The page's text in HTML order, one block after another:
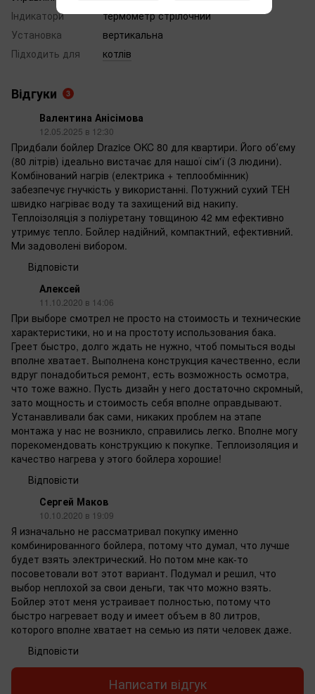
Індикатори
термометр стрілочний
Установка
вертикальна
Підходить для
котлів
Відгуки 3
Валентина Анісімова
12.05.2025 в 12:30
Придбали бойлер Drazice OKC 80 для квартири. Його обʼєму
(80 літрів) ідеально вистачає для нашої сім'ї (3 людини).
Комбінований нагрів (електрика + теплообмінник)
забезпечує гнучкість у використанні. Потужний сухий ТЕН
швидко нагріває воду та захищений від накипу.
Теплоізоляція з поліуретану товщиною 42 мм ефективно
утримує тепло. Бойлер надійний, компактний, ефективний.
Ми задоволені вибором.
Відповісти
Алексей
11.10.2020 в 14:06
При выборе смотрел не просто на стоимость и технические
характеристики, но и на простоту использования бака.
Греет быстро, долго ждать не нужно, чтоб помыться воды
вполне хватает. Выполнена конструкция качественно, если
вдруг понадобиться ремонт, есть возможность осмотра,
что тоже важно. Пусть дизайн у него достаточно скромный,
зато мощность и стоимость себя вполне оправдывают.
Устанавливали бак сами, никаких проблем на этапе
монтажа у нас не возникло, справились легко. Вполне могу
порекомендовать конструкцию к покупке. Теплоизоляция и
качество нагрева у этого бойлера хорошие!
Відповісти
Сергей Маков
10.10.2020 в 19:09
Я изначально не рассматривал покупку именно
комбинированного бойлера, потому что думал, что лучше
будет взять электрический. Но потом мне как-то
посоветовали вот этот вариант. Подумал и решил, что
выбор неплохой за свои деньги, так что можно взять.
Бойлер этот меня устраивает полностью, потому что
быстро нагревает воду и имеет объем в 80 литров,
которого вполне хватает на семью из пяти человек даже.
Відповісти
Написати відгук